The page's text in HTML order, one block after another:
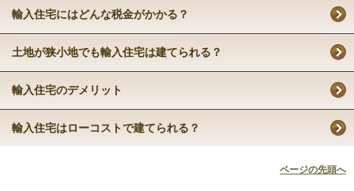
輸入住宅にはどんな税金がかかる？
土地が狭小地でも輸入住宅は建てられる？
輸入住宅のデメリット
輸入住宅はローコストで建てられる？
ページの先頭へ